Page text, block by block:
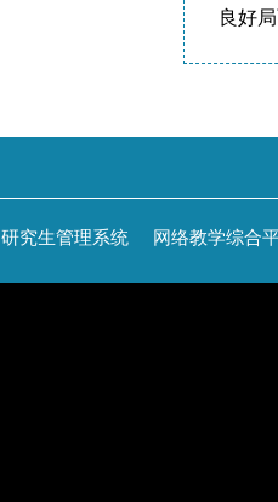
良好
研究生管理系统 网络教学综合